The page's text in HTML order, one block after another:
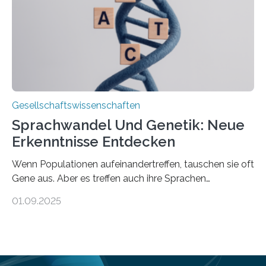
Haushalts gelegt. Pflege im eigenen Haushalt richtet
sich oft an den/die Partner*in und dies häufig im
Gesellschaftswissenschaften
Sprachwandel Und Genetik: Neue
Erkenntnisse Entdecken
Wenn Populationen aufeinandertreffen, tauschen sie oft
Gene aus. Aber es treffen auch ihre Sprachen
Sprachen verändern. Wie stark tun sie dies tatsächlich,
Universität Zürich globale Muster des genetischen
01.09.2025